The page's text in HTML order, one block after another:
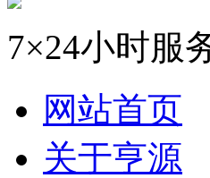
7×24小时服
网站首页
关于亨源